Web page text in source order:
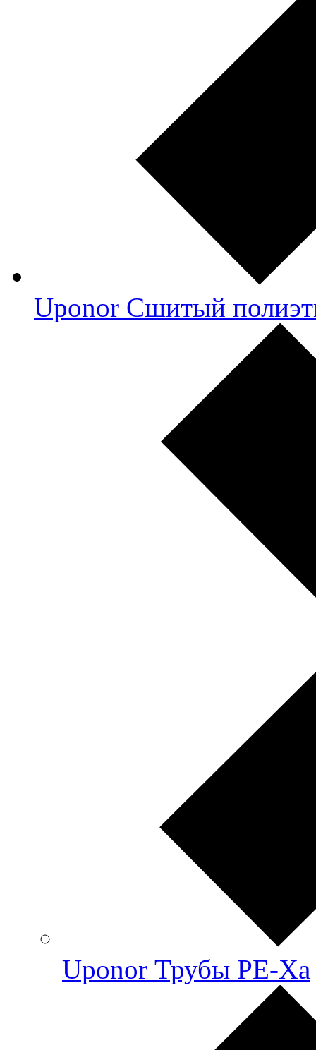
Uponor Сшитый
Uponor Трубы PE-Xa